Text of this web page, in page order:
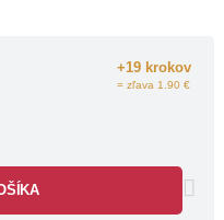
pilierov, ktoré rodičom
prechádzať výzvami
pred nástupom do
+19 krokov
= zľava 1.90 €